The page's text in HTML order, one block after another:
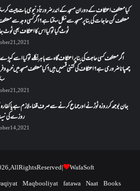
کیا معتکف اعتکاف کے دوران مسجد کے اندر ضرورتاً دنیوی بات چیت کر
معتکف کن حاجات کی بنا پر مسجد سے نکل سکتا ہے؟ اگر کسی وجہ سے
ٹوٹ گیا تو کیا اس کا اعتکاف بھی ٹوٹ
21, 2021
اگر معتکف کسی حاجت کی بنا پر اعتکاف گاہ سے باہر نکلے تو کیا اسے
چھپانا ضروری ہے؟اعتکاف کی کتنی قسمیں ہیں؟کیا معتکف مسجد میں خرید
21, 2021
جان بوجھ کر روزہ ٹوڑنے اور جماع کرنے سے صرف قضاء لازم ہے یا کفارہ
روزے کی
14, 2021
All Rights Reserved |
WafaSoft
Maqbooliyat fatawa Naat Books